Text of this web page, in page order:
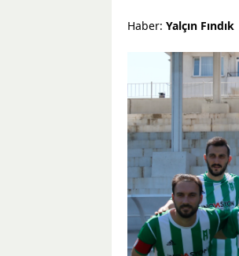
Haber: Yalçın Fındık